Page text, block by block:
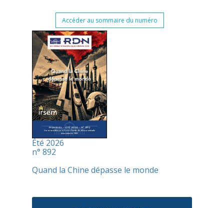
Accéder au sommaire du numéro
Été 2026
n° 892
Quand la Chine dépasse le monde